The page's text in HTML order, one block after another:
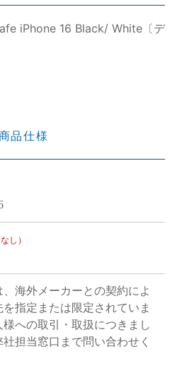
iPhone 16 Black/ White〔デ
品仕様
し）
、海外メーカーとの契約によ
を指定または限定されていま
様への取引・取扱につきまし
社担当窓口まで問い合わせく